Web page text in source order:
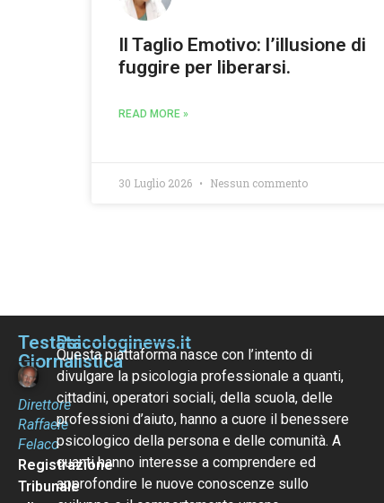
Il Taglio Emotivo: l’illusione di
fuggire per liberarsi.
READ MORE »
30 Luglio 2026 Nessun commento
Testata
Giornalistica
Direttore
Raffaele
Felaco
Registrazione
Tribunale
Psicologinews.it
Questa piattaforma nasce con l’intento di
divulgare la psicologia professionale a quanti,
cittadini, operatori sociali, della scuola, delle
professioni d’aiuto, hanno a cuore il benessere
psicologico della persona e delle comunità. A
quanti hanno interesse a comprendere ed
approfondire le nuove conoscenze sullo